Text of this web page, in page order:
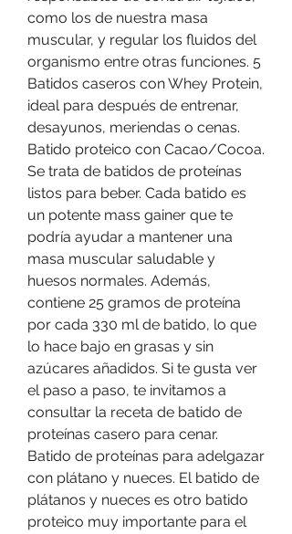
como los de nuestra masa
muscular, y regular los fluidos del
organismo entre otras funciones. 5
Batidos caseros con Whey Protein,
ideal para después de entrenar,
desayunos, meriendas o cenas.
Batido proteico con Cacao/Cocoa.
Se trata de batidos de proteínas
listos para beber. Cada batido es
un potente mass gainer que te
podría ayudar a mantener una
masa muscular saludable y
huesos normales. Además,
contiene 25 gramos de proteína
por cada 330 ml de batido, lo que
lo hace bajo en grasas y sin
azúcares añadidos. Si te gusta ver
el paso a paso, te invitamos a
consultar la receta de batido de
proteínas casero para cenar.
Batido de proteínas para adelgazar
con plátano y nueces. El batido de
plátanos y nueces es otro batido
proteico muy importante para el